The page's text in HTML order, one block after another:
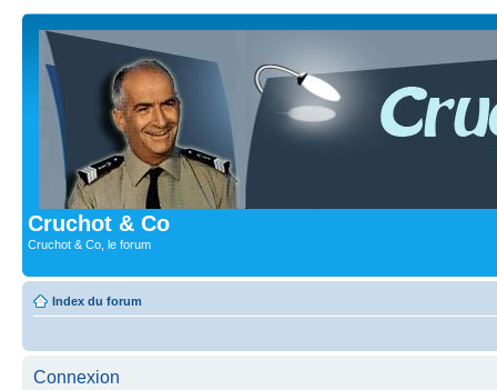
Cruchot & Co
Cruchot & Co, le forum
Index du forum
Connexion